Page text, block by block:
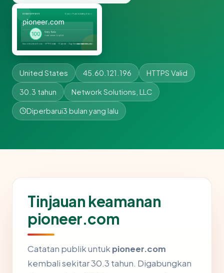
United States 45.60.121.196 HTTPS Valid
30.3 tahun Network Solutions, LLC
Diperbarui3 bulan yang lalu
Tinjauan keamanan
pioneer.com
Catatan publik untuk pioneer.com
kembali sekitar 30.3 tahun. Digabungkan